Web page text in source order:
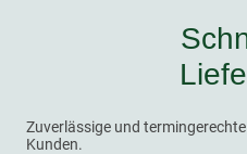
Zuverlässige und
Kunden.